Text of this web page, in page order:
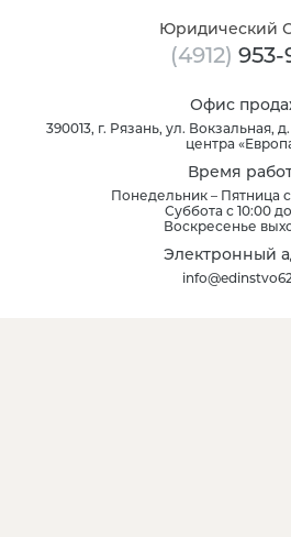
Юридический
(4912) 953-
Офис
390013, г. Рязань, ул. Вокзальная, д.
центра
Время
Понедельник – Пятница
Суббота с 10:00
Воскресенье
Электронный